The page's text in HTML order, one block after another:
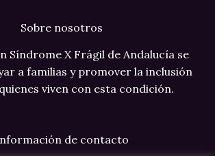
Sobre nosotros
Síndrome X Frágil de Andalucía se
a familias y promover la inclusión
viven con esta condición.
de contacto